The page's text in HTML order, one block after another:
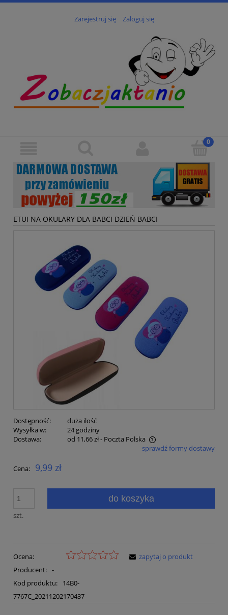
Zarejestruj się Zaloguj się
ETUI NA OKULARY DLA BABCI DZIEŃ BABCI
Dostępność:
duża ilość
Wysyłka w:
24 godziny
Dostawa:
od 11,66 zł- Poczta Polska
Cena nie zawiera ewentualnych kosztów płatnościsprawdź formy dostawy
Cena: 9,99 zł
szt.
do koszyka
Ocena:
Producent: -
Kod produktu:
14B0-
7767C_20211202170437
zapytaj o produkt